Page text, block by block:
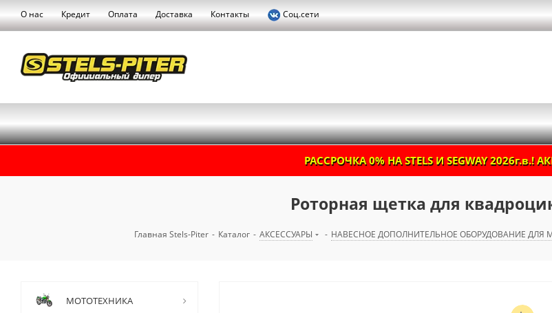
О нас Кредит Оплата Доставка Контакты Соц.сети
РАССРОЧКА 0% НА STELS И SEGWAY 2026г.в.!
Роторная щетка для
Главная Stels-Piter - Каталог - АКСЕССУАРЫ - НАВЕСНОЕ ДОПОЛНИТЕЛЬНОЕ ОБОРУДОВАНИЕ ДЛЯ
МОТОТЕХНИКА